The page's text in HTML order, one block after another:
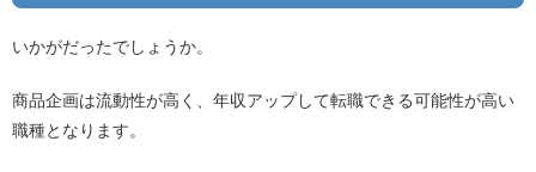
いかがだったでしょうか。
商品企画は流動性が高く、年収アップして転職できる可能性が高い
職種となります。